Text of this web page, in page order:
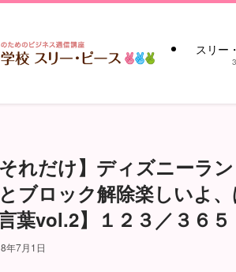
スリー
それだけ】ディズニーラ
ブロック解除楽しいよ
葉vol.2】１２３／３６５
年7月1日